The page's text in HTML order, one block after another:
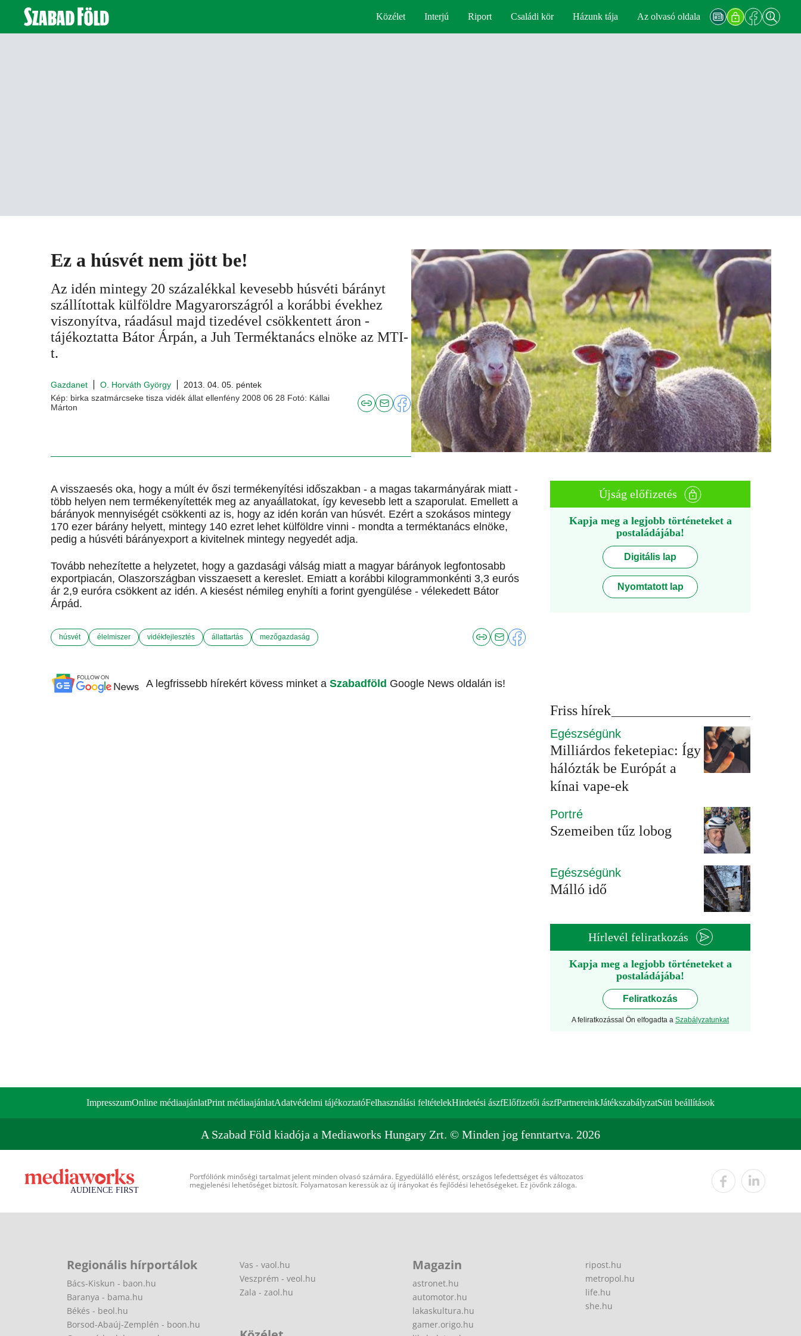
Közélet Interjú Riport Családi kör Házunk tája Az olvasó oldala
Ez a húsvét nem jött be!
Az idén mintegy 20 százalékkal kevesebb húsvéti bárányt
szállítottak külföldre Magyarországról a korábbi évekhez
viszonyítva, ráadásul majd tizedével csökkentett áron -
tájékoztatta Bátor Árpán, a Juh Terméktanács elnöke az MTI-
t.
Gazdanet O. Horváth György
2013. 04. 05. péntek
Kép: birka szatmárcseke tisza vidék állat ellenfény 2008 06 28 Fotó: Kállai
Márton
A visszaesés oka, hogy a múlt év őszi termékenyítési időszakban - a magas takarmányárak miatt -
több helyen nem termékenyítették meg az anyaállatokat, így kevesebb lett a szaporulat. Emellett a
bárányok mennyiségét csökkenti az is, hogy az idén korán van húsvét. Ezért a szokásos mintegy
170 ezer bárány helyett, mintegy 140 ezret lehet külföldre vinni - mondta a terméktanács elnöke,
pedig a húsvéti bárányexport a kivitelnek mintegy negyedét adja.
Tovább nehezítette a helyzetet, hogy a gazdasági válság miatt a magyar bárányok legfontosabb
exportpiacán, Olaszországban visszaesett a kereslet. Emiatt a korábbi kilogrammonkénti 3,3 eurós
ár 2,9 euróra csökkent az idén. A kiesést némileg enyhíti a forint gyengülése - vélekedett Bátor
Árpád.
húsvét élelmiszer vidékfejlesztés állattartás mezőgazdaság
A legfrissebb hírekért kövess minket a Szabadföld Google News oldalán is!
Újság előfizetés
Kapja meg a legjobb történeteket a
postaládájába!
Digitális lap
Nyomtatott lap
Friss hírek
Egészségünk
Milliárdos feketepiac: Így
hálózták be Európát a
kínai vape-ek
Portré
Szemeiben tűz lobog
Egészségünk
Málló idő
Hírlevél feliratkozás
Kapja meg a legjobb történeteket a
postaládájába!
Feliratkozás
A feliratkozással Ön elfogadta a Szabályzatunkat
ImpresszumOnline médiaajánlatPrint médiaajánlatAdatvédelmi tájékoztatóFelhasználási feltételekHirdetési ászfElőfizetői ászfPartnereinkJátékszabályzatSüti beállítások
A Szabad Föld kiadója a Mediaworks Hungary Zrt. © Minden jog fenntartva. 2026
Portfóliónk minőségi tartalmat jelent minden olvasó számára. Egyedülálló elérést, országos lefedettséget és változatos
megjelenési lehetőséget biztosít. Folyamatosan keressük az új irányokat és fejlődési lehetőségeket. Ez jövőnk záloga.
Regionális hírportálok
Bács-Kiskun - baon.hu
Baranya - bama.hu
Békés - beol.hu
Borsod-Abaúj-Zemplén - boon.hu
Vas - vaol.hu
Veszprém - veol.hu
Zala - zaol.hu
Magazin
astronet.hu
automotor.hu
lakaskultura.hu
gamer.origo.hu
ripost.hu
metropol.hu
life.hu
she.hu